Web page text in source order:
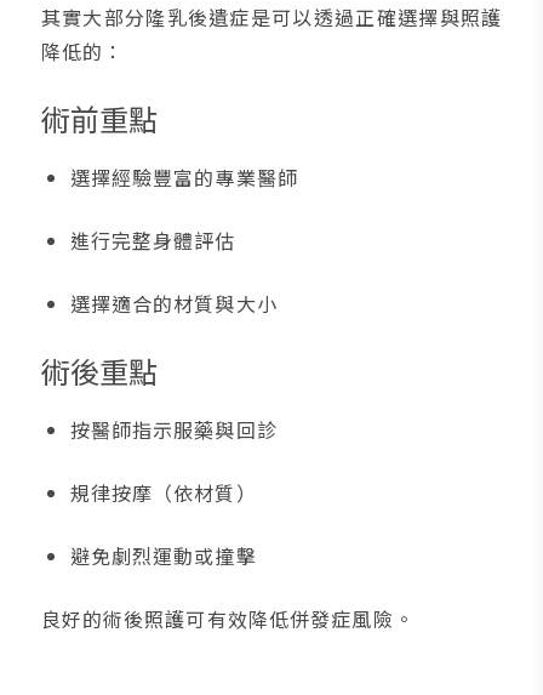
其實大部分隆乳後遺症是可以透過正確選擇與照護
降低的：
術前重點
選擇經驗豐富的專業醫師
進行完整身體評估
選擇適合的材質與大小
術後重點
按醫師指示服藥與回診
規律按摩（依材質）
避免劇烈運動或撞擊
良好的術後照護可有效降低併發症風險。